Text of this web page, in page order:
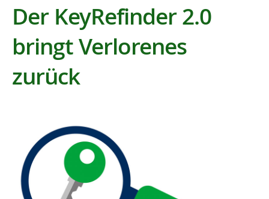
Der KeyRefinder 2.0
bringt Verlorenes
zurück